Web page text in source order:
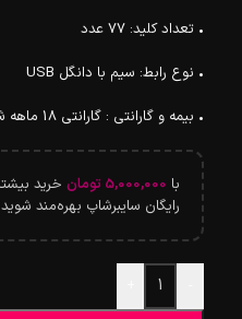
• تعداد کلید: 77 عدد
• نوع رابط: سیم با دانگل USB
• بیمه و گارانتی : گارانتی 18 ماهه شرکتی
با 5,000,000 تومان
رایگان سایبرشاپ بهره‌مند شوید